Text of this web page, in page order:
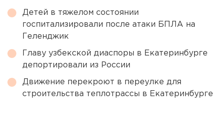
Детей в тяжелом состоянии
госпитализировали после атаки БПЛА на
Геленджик
Главу узбекской диаспоры в Екатеринбурге
депортировали из России
Движение перекроют в переулке для
строительства теплотрассы в Екатеринбурге